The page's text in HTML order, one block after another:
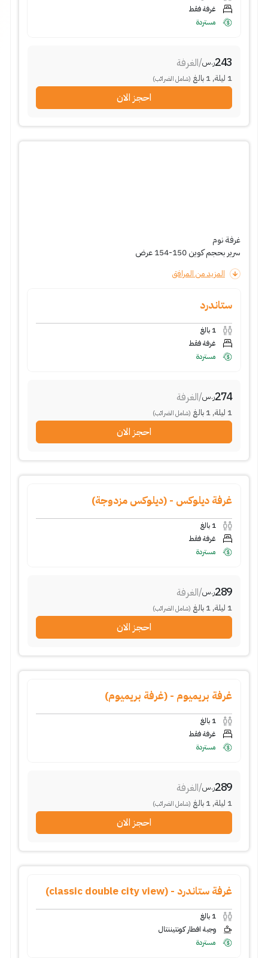
غرفة فقط
مستردة
243ر.س/الغرفة
1 ليلة,
1 بالغ (شامل الضرائب)
احجز الان
غرفة نوم
سرير بحجم كوين 150-154 عرض
المزيد من المرافق
ستاندرد
1 بالغ
غرفة فقط
مستردة
274ر.س/الغرفة
1 ليلة,
1 بالغ (شامل الضرائب)
احجز الان
غرفة ديلوكس - (ديلوكس مزدوجة)
1 بالغ
غرفة فقط
مستردة
289ر.س/الغرفة
1 ليلة,
1 بالغ (شامل الضرائب)
احجز الان
غرفة بريميوم - (غرفة بريميوم)
1 بالغ
غرفة فقط
مستردة
289ر.س/الغرفة
1 ليلة,
1 بالغ (شامل الضرائب)
احجز الان
غرفة ستاندرد - (classic double city view)
1 بالغ
وجبة افطار كونتيننتال
مستردة